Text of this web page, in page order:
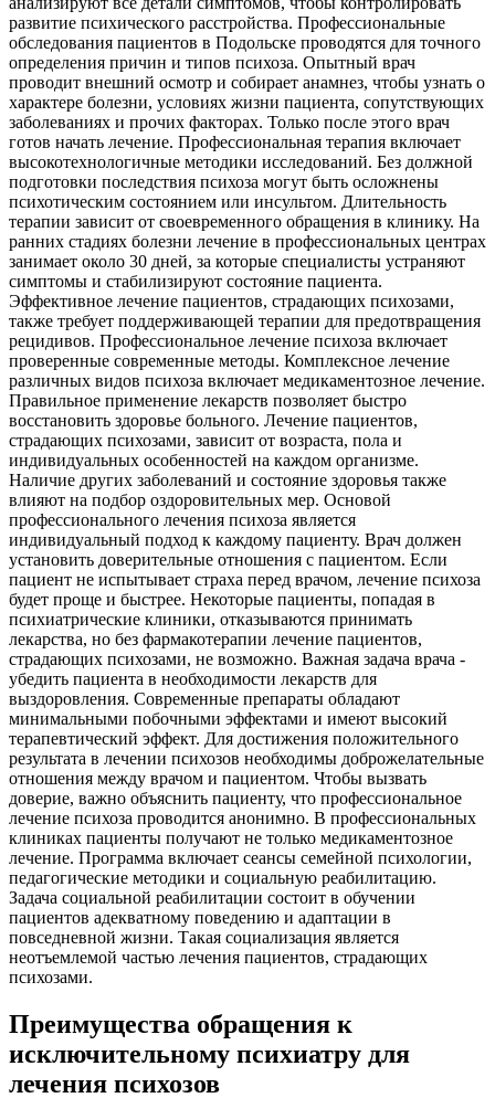
развитие психического расстройства. Профессиональные
обследования пациентов в Подольске проводятся для точного
определения причин и типов психоза. Опытный врач
проводит внешний осмотр и собирает анамнез, чтобы узнать о
характере болезни, условиях жизни пациента, сопутствующих
заболеваниях и прочих факторах. Только после этого врач
готов начать лечение. Профессиональная терапия включает
высокотехнологичные методики исследований. Без должной
подготовки последствия психоза могут быть осложнены
психотическим состоянием или инсультом. Длительность
терапии зависит от своевременного обращения в клинику. На
ранних стадиях болезни лечение в профессиональных центрах
занимает около 30 дней, за которые специалисты устраняют
симптомы и стабилизируют состояние пациента.
Эффективное лечение пациентов, страдающих психозами,
также требует поддерживающей терапии для предотвращения
рецидивов. Профессиональное лечение психоза включает
проверенные современные методы. Комплексное лечение
различных видов психоза включает медикаментозное лечение.
Правильное применение лекарств позволяет быстро
восстановить здоровье больного. Лечение пациентов,
страдающих психозами, зависит от возраста, пола и
индивидуальных особенностей на каждом организме.
Наличие других заболеваний и состояние здоровья также
влияют на подбор оздоровительных мер. Основой
профессионального лечения психоза является
индивидуальный подход к каждому пациенту. Врач должен
установить доверительные отношения с пациентом. Если
пациент не испытывает страха перед врачом, лечение психоза
будет проще и быстрее. Некоторые пациенты, попадая в
психиатрические клиники, отказываются принимать
лекарства, но без фармакотерапии лечение пациентов,
страдающих психозами, не возможно. Важная задача врача -
убедить пациента в необходимости лекарств для
выздоровления. Современные препараты обладают
минимальными побочными эффектами и имеют высокий
терапевтический эффект. Для достижения положительного
результата в лечении психозов необходимы доброжелательные
отношения между врачом и пациентом. Чтобы вызвать
доверие, важно объяснить пациенту, что профессиональное
лечение психоза проводится анонимно. В профессиональных
клиниках пациенты получают не только медикаментозное
лечение. Программа включает сеансы семейной психологии,
педагогические методики и социальную реабилитацию.
Задача социальной реабилитации состоит в обучении
пациентов адекватному поведению и адаптации в
повседневной жизни. Такая социализация является
неотъемлемой частью лечения пациентов, страдающих
психозами.
Преимущества обращения к
исключительному психиатру для
лечения психозов